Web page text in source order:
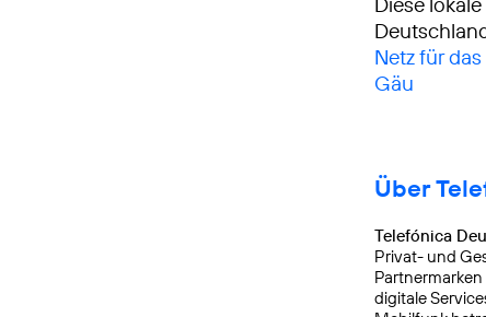
Netz für
Gäu
Über
Telefónica
Privat- und
digitale